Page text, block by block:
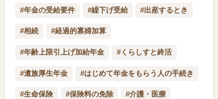
#年金の受給要件 #繰下げ受給 #出産するとき
#相続 #経過的寡婦加算
#年齢上限引上げ加給年金 #くらしすと終活
#遺族厚生年金 #はじめて年金をもらう人の手続き
#生命保険 #保険料の免除 #介護・医療